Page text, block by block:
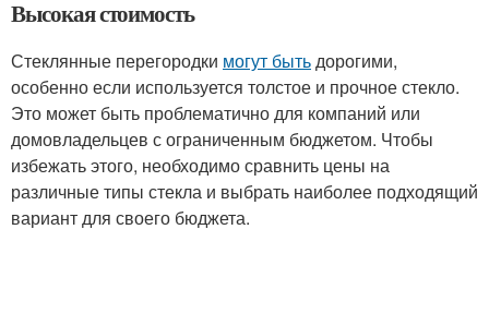
Высокая стоимость
Стеклянные перегородки могут бытьдорогими,
особенно если используется толстое и прочное стекло.
Это может быть проблематично для компаний или
домовладельцев с ограниченным бюджетом. Чтобы
избежать этого, необходимо сравнить цены на
различные типы стекла и выбрать наиболее подходящий
вариант для своего бюджета.